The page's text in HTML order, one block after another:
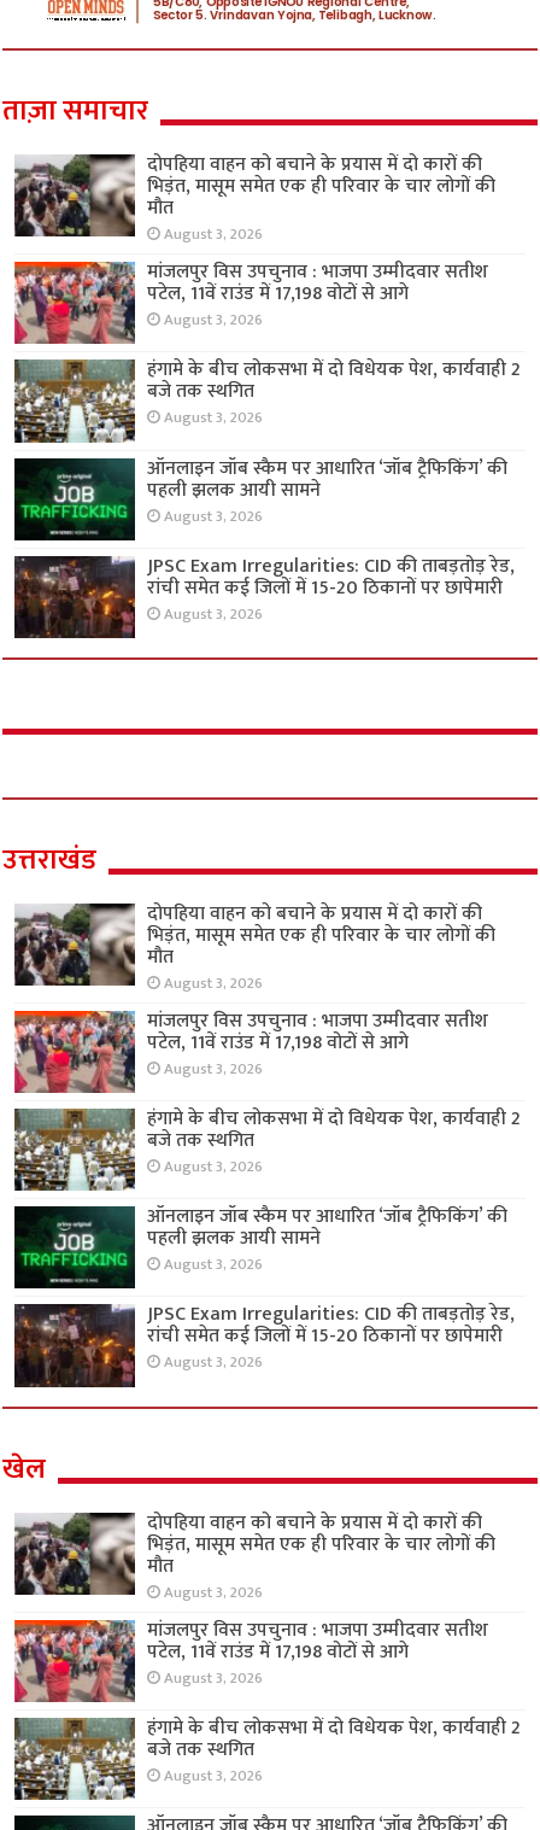
ताज़ा समाचार
दोपहिया वाहन को बचाने के प्रयास में दो कारों की
भिड़ंत, मासूम समेत एक ही परिवार के चार लोगों की
मौत
August 3, 2026
मांजलपुर विस उपचुनाव : भाजपा उम्मीदवार सतीश
पटेल, 11वें राउंड में 17,198 वोटों से आगे
August 3, 2026
हंगामे के बीच लोकसभा में दो विधेयक पेश, कार्यवाही 2
बजे तक स्थगित
August 3, 2026
ऑनलाइन जॉब स्कैम पर आधारित ‘जॉब ट्रैफिकिंग’ की
पहली झलक आयी सामने
August 3, 2026
JPSC Exam Irregularities: CID की ताबड़तोड़ रेड,
रांची समेत कई जिलों में 15-20 ठिकानों पर छापेमारी
August 3, 2026
उत्तराखंड
दोपहिया वाहन को बचाने के प्रयास में दो कारों की
भिड़ंत, मासूम समेत एक ही परिवार के चार लोगों की
मौत
August 3, 2026
मांजलपुर विस उपचुनाव : भाजपा उम्मीदवार सतीश
पटेल, 11वें राउंड में 17,198 वोटों से आगे
August 3, 2026
हंगामे के बीच लोकसभा में दो विधेयक पेश, कार्यवाही 2
बजे तक स्थगित
August 3, 2026
ऑनलाइन जॉब स्कैम पर आधारित ‘जॉब ट्रैफिकिंग’ की
पहली झलक आयी सामने
August 3, 2026
JPSC Exam Irregularities: CID की ताबड़तोड़ रेड,
रांची समेत कई जिलों में 15-20 ठिकानों पर छापेमारी
August 3, 2026
खेल
दोपहिया वाहन को बचाने के प्रयास में दो कारों की
भिड़ंत, मासूम समेत एक ही परिवार के चार लोगों की
मौत
August 3, 2026
मांजलपुर विस उपचुनाव : भाजपा उम्मीदवार सतीश
पटेल, 11वें राउंड में 17,198 वोटों से आगे
August 3, 2026
हंगामे के बीच लोकसभा में दो विधेयक पेश, कार्यवाही 2
बजे तक स्थगित
August 3, 2026